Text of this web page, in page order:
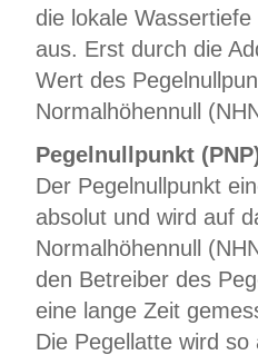
die lokale
aus. Erst durch die
Wert des
Normalhöhennull
Pegelnullpunkt
Der Pegelnullpunkt
absolut und wird auf
Normalhöhennull
den Betreiber des
eine lange Zeit
Die Pegellatte wird